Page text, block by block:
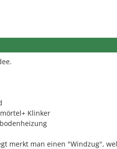
Klinker
merkt man einen "Windzug",